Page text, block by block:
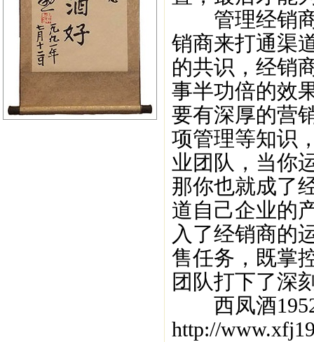
管理经销商
销商来打通渠
的共识，经销
事半功倍的效
要有深厚的营
项管理等知识
业团队，当你
那你也就成了
道自己企业的
入了经销商的
售任务，既掌
团队打下了深
西凤酒1952,
http://